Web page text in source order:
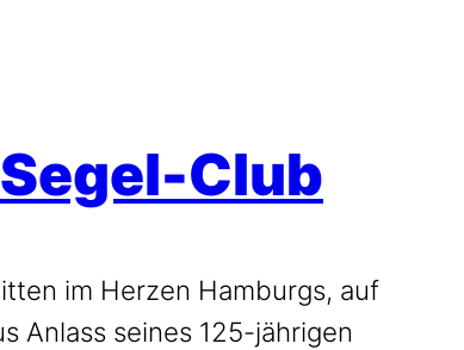
Club
im Herzen Hamburgs, auf
Anlass seines 125-jährigen